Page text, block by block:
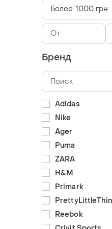
Более 1000 грн
Бренд
Adidas
Nike
Ager
Puma
ZARA
H&M
Primark
Reebok